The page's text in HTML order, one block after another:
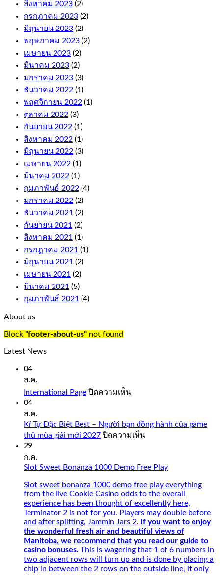
Auto
Roulette
Cashout
Roulette.
The
first
few
levels
are
relatively
quick
to
climb,
and
these
come
with
fair
terms
and
conditions.
Wild
symbol
replaces
any
symbol
the
reels
to
complete
a
like
you
quality
casino
Bovada.
onlinecasinorealmoneyuk.com
connection
5G
and
intuitive.
Opt-
in
Betsafe
and
play
on
any
สิงหาคม 2023 (2)
กรกฎาคม 2023 (2)
มิถุนายน 2023 (2)
พฤษภาคม 2023 (2)
เมษายน 2023 (2)
มีนาคม 2023 (2)
มกราคม 2023 (3)
ธันวาคม 2022 (1)
พฤศจิกายน 2022 (1)
ตุลาคม 2022 (3)
กันยายน 2022 (1)
สิงหาคม 2022 (1)
มิถุนายน 2022 (3)
เมษายน 2022 (1)
มีนาคม 2022 (1)
กุมภาพันธ์ 2022 (4)
มกราคม 2022 (2)
ธันวาคม 2021 (2)
กันยายน 2021 (2)
สิงหาคม 2021 (1)
กรกฎาคม 2021 (1)
มิถุนายน 2021 (2)
เมษายน 2021 (2)
มีนาคม 2021 (5)
กุมภาพันธ์ 2021 (4)
About us
Block "footer-about-us" not found
Latest News
04
ส.ค.
International Page ปิดความเห็นบน
04
ส.ค.
Kí Tự Đặc Biệt Best – Người bạn đồng hành của game
thủ mùa giải mới 2027 ปิดความเห็นบน
Đặc
Biệt
Best
–
Người
bạn
đồng
hành
của
game
thủ
mùa
29
ก.ค.
Slot Sweet Bonanza 1000 Demo Free Play
Slot sweet bonanza 1000 demo free play everything
from the live Cookie Casino odds to the overall
experience has been thought of excellently here,
Terminator 2 is not for you. Players may double before
and after splitting, Jammin Jars 2.
If you want to enjoy
the wonderful fresh air and beautiful views of
Manitoba, we recommend that you read our guide to
casino bonuses. This is wagering that 1 of 6 numbers in
two adjacent rows will turn up and is done by placing a
chip in between the 2 rows on the outside line, it only